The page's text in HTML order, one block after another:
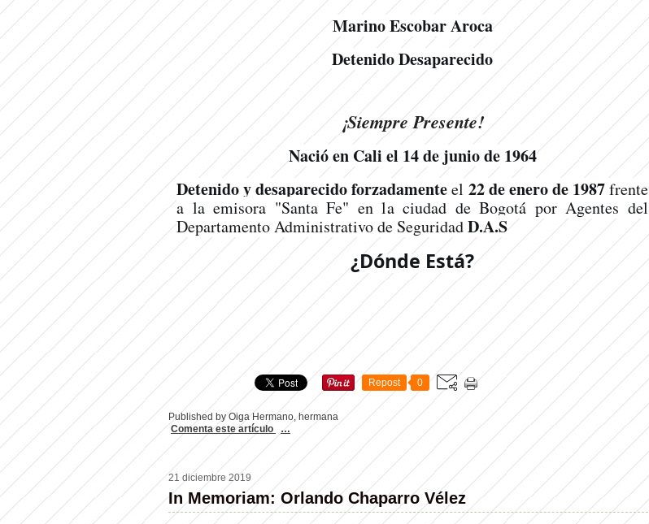
Marino Escobar Aroca
Detenido Desaparecido
¡Siempre Presente!
Nació en Cali el 14 de junio de 1964
Detenido y desaparecido forzadamenteel 22 de enero de 1987frente
a la emisora "Santa Fe" en la ciudad de Bogotá por Agentes del
Departamento Administrativo de SeguridadD.A.S
¿Dónde Está?
Repost 0
Published by Oiga Hermano, hermana
Comenta este artículo
…
21 diciembre 2019
In Memoriam: Orlando Chaparro Vélez